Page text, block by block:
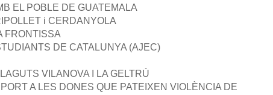
EL POBLE DE GUATEMALA
i CERDANYOLA
FRONTISSA
DE CATALUNYA (AJEC)
VILANOVA I LA GELTRÚ
A LES DONES QUE PATEIXEN VIOLÈNCIA DE